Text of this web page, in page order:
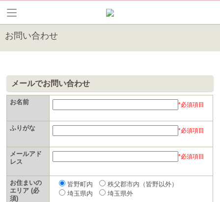
お問い合わせ
メールでお問い合わせ
お名前 *必須項目
ふりがな *必須項目
メールアド
レス
*必須項目
お住まいの
エリア (必
須)
皆野町内
秩父郡市内（皆野以外）
埼玉県内
埼玉県外